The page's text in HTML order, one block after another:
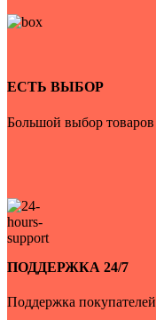
ЕСТЬ ВЫБОР
Большой выбор товаров
ПОДДЕРЖКА 24/7
Поддержка покупателей